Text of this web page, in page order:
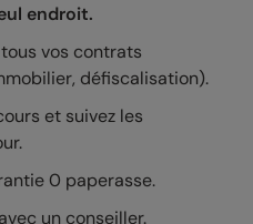
endroit.
vos contrats
défiscalisation).
et suivez les
0 paperasse.
un conseiller.